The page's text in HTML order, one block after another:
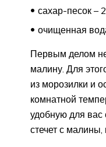
сахар-песок –
очищенная
Первым делом
малину. Для
из морозилки и
комнатной
удобную для вас
стечет с малины,